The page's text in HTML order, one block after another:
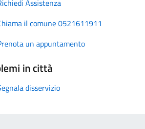
Assistenza
il comune 0521611911
un appuntamento
in città
disservizio